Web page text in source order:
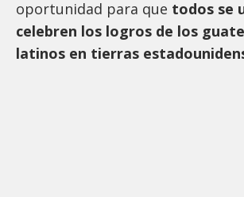
oportunidad para que todos se
celebren los logros de los
latinos en tierras